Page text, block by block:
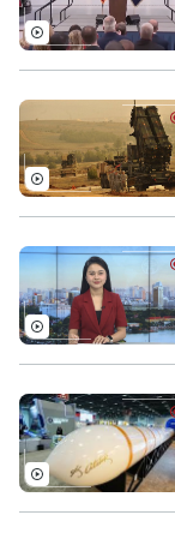
Doanh nghiệp
Kinh nghiệm
Ô tô
Tàu
Xe máy
Thị trường
Giáo dục
Tuyển sinh
Hướng nghiệp
Tin tức
Di tích
Sức khỏe
Y tế
Dinh dưỡng
Tư vấn sức khỏe
Bóng đá
Quần vợt
Golf
Giải trí
Sao
Điện ảnh
Đã phát sóng